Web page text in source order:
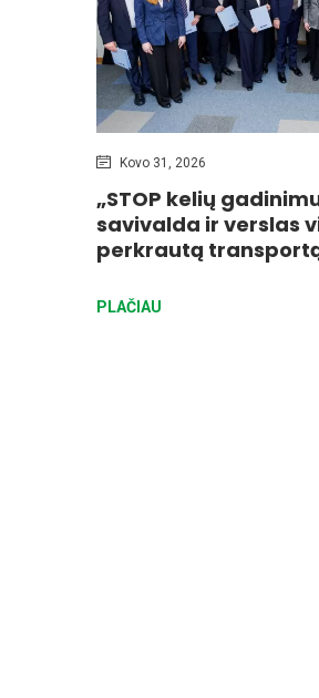
Kovo 31, 2026
„STOP kelių
savivalda ir verslas
perkrautą
PLAČIAU